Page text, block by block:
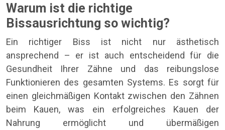
Warum ist die richtige
Bissausrichtung so wichtig?
Ein richtiger Biss ist nicht nur ästhetisch
ansprechend – er ist auch entscheidend für die
Gesundheit Ihrer Zähne und das reibungslose
Funktionieren des gesamten Systems. Es sorgt für
einen gleichmäßigen Kontakt zwischen den Zähnen
beim Kauen, was ein erfolgreiches Kauen der
Nahrung ermöglicht und übermäßigen